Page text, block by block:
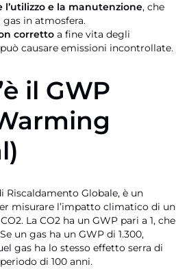
e la manutenzione, che
in atmosfera.
corretto a fine vita degli
causare emissioni incontrollate.
il GWP
Riscaldamento Globale, è un
misurare l’impatto climatico di un
La CO2 ha un GWP pari a 1, che
un gas ha un GWP di 1.300,
gas ha lo stesso effetto serra di
di 100 anni.